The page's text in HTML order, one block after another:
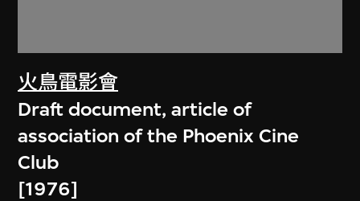
火鳥電影會
Draft document, article of
association of the Phoenix Cine
Club
[1976]